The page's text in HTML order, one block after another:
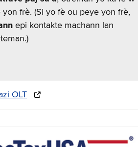
yon frè. (Si yo fè ou peye yon frè,
epi kontakte machann lan
OLT